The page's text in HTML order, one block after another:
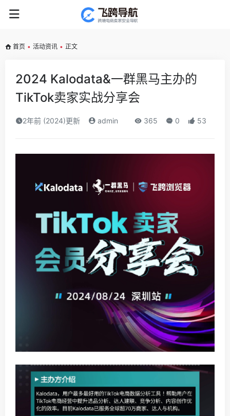
首页 • 活动资讯 • 正文
2024 Kalodata&一群黑马主办的
TikTok卖家实战分享会
2年前 (2024)更新 admin 365 0 53